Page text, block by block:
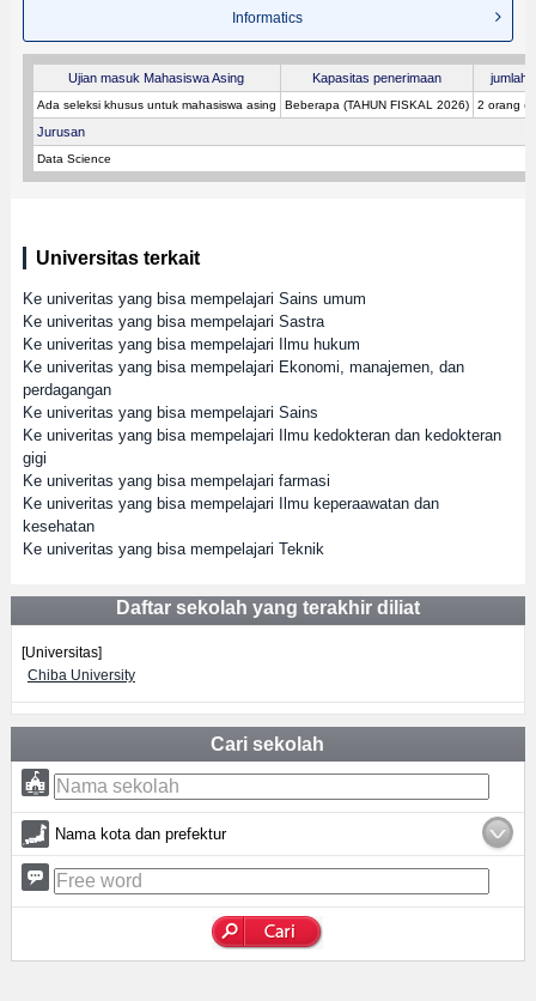
Informatics
Ujian masuk Mahasiswa Asing Kapasitas penerimaan jumlah
Ada seleksi khusus untuk mahasiswa asing Beberapa (TAHUN FISKAL 2026) 2 orang
Jurusan
Data Science
Universitas terkait
Ke univeritas yang bisa mempelajari Sains umum
Ke univeritas yang bisa mempelajari Sastra
Ke univeritas yang bisa mempelajari Ilmu hukum
Ke univeritas yang bisa mempelajari Ekonomi, manajemen, dan
perdagangan
Ke univeritas yang bisa mempelajari Sains
Ke univeritas yang bisa mempelajari Ilmu kedokteran dan kedokteran
gigi
Ke univeritas yang bisa mempelajari farmasi
Ke univeritas yang bisa mempelajari Ilmu keperaawatan dan
kesehatan
Ke univeritas yang bisa mempelajari Teknik
Daftar sekolah yang terakhir diliat
[Universitas]
Chiba University
Cari sekolah
Nama kota dan prefektur